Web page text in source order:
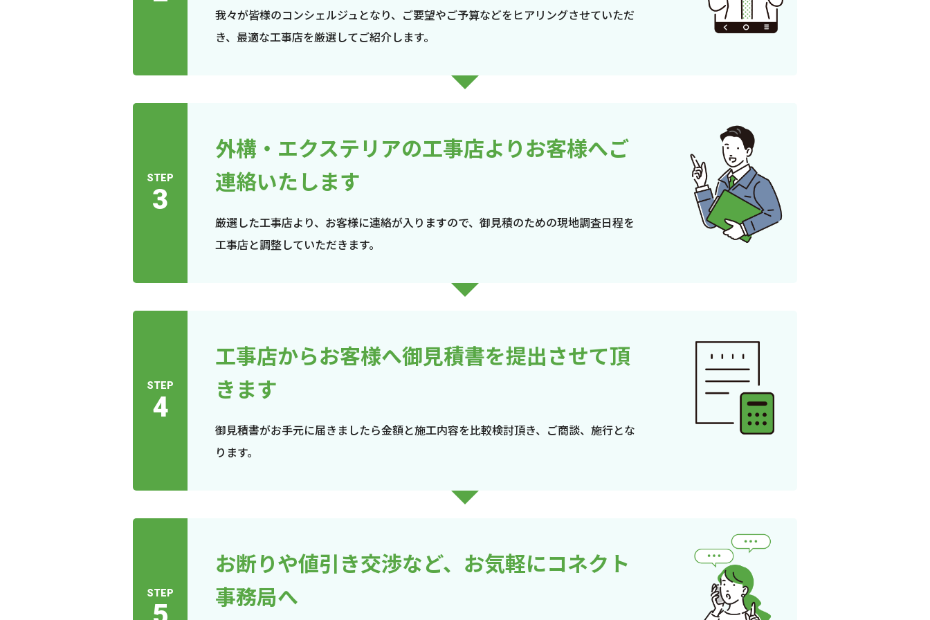
我々が皆様のコンシェルジュとなり、ご要望やご予算などをヒアリングさせていただ
き、最適な工事店を厳選してご紹介します。
STEP
3
外構・エクステリアの工事店よりお客様へご
連絡いたします
厳選した工事店より、お客様に連絡が入りますので、御見積のための現地調査日程を
工事店と調整していただきます。
STEP
4
工事店からお客様へ御見積書を提出させて頂
きます
御見積書がお手元に届きましたら金額と施工内容を比較検討頂き、ご商談、施行とな
ります。
STEP
お断りや値引き交渉など、お気軽にコネクト
事務局へ